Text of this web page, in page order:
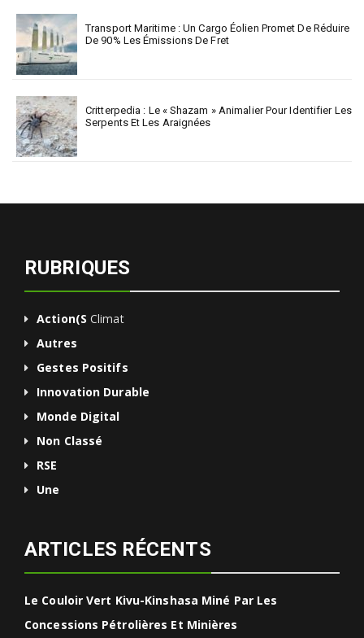
Transport Maritime : Un Cargo Éolien Promet De Réduire
De 90% Les Émissions De Fret
Critterpedia : Le « Shazam » Animalier Pour Identifier Les
Serpents Et Les Araignées
RUBRIQUES
Action(s Climat
Autres
Gestes Positifs
Innovation Durable
Monde Digital
Non Classé
RSE
Une
ARTICLES RÉCENTS
Le Couloir Vert Kivu-Kinshasa Miné Par Les
Concessions Pétrolières Et Minières